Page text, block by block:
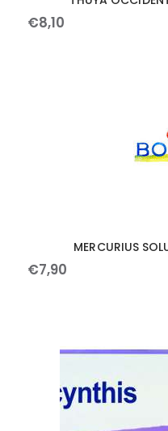
€8,10
MERCURIUS
€7,90